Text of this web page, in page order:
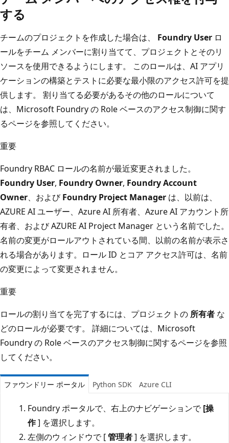
する
チームのプロジェクトを作成した場合は、 Foundry User ロ
ールをチーム メンバーに割り当てて、プロジェクトとそのリ
ソースを使用できるようにします。 このロールは、AI アプリ
ケーションの構築とテストに必要な最小限のアクセス許可を提
供します。 割り当てる必要があるその他のロールについて
は、Microsoft Foundry の Role ベースのアクセス制御に関す
るページを参照してください。
重要
Foundry RBAC ロールの名前が最近変更されました。
Foundry User, Foundry Owner, Foundry Account
Owner、およびFoundry Project Manager は、以前は、
AZURE AI ユーザー、Azure AI 所有者、Azure AI アカウント所
有者、および AZURE AI Project Manager という名前でした。
名前の変更がロールアウトされている間、以前の名前が表示さ
れる場合があります。ロール ID とコア アクセス許可は、名前
の変更によって変更されません。
重要
ロールの割り当てを完了するには、プロジェクトの 所有者 な
どのロールが必要です。 詳細については、Microsoft
Foundry の Role ベースのアクセス制御に関するページを参照
してください。
ファウンドリー ポータル Python SDK Azure CLI
Foundry ポータルで、右上のナビゲーションで[操
作] を選択します。
左側のウィンドウで [管理者] を選択します。